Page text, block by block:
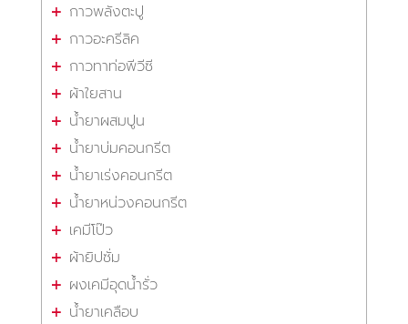
กาวพลังตะปู
กาวอะครีลิค
กาวทาท่อพีวีซี
ผ้าใยสาน
น้ำยาผสมปูน
น้ำยาบ่มคอนกรีต
น้ำยาเร่งคอนกรีต
น้ำยาหน่วงคอนกรีต
เคมีโป๊ว
ผ้ายิปซั่ม
ผงเคมีอุดน้ำรั่ว
น้ำยาเคลือบ